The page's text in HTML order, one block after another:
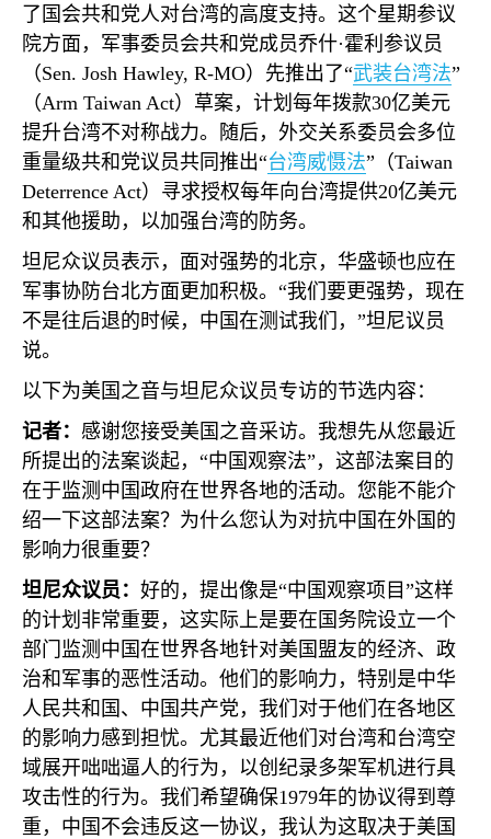
了国会共和党人对台湾的高度支持。这个星期参议
院方面，军事委员会共和党成员乔什·霍利参议员
（Sen. Josh Hawley, R-MO）先推出了“武装台湾法”
（Arm Taiwan Act）草案，计划每年拨款30亿美元
提升台湾不对称战力。随后，外交关系委员会多位
重量级共和党议员共同推出“台湾威慑法”（Taiwan
Deterrence Act）寻求授权每年向台湾提供20亿美元
和其他援助，以加强台湾的防务。
坦尼众议员表示，面对强势的北京，华盛顿也应在
军事协防台北方面更加积极。“我们要更强势，现在
不是往后退的时候，中国在测试我们，”坦尼议员
说。
以下为美国之音与坦尼众议员专访的节选内容：
记者： 感谢您接受美国之音采访。我想先从您最近
所提出的法案谈起，“中国观察法”，这部法案目的
在于监测中国政府在世界各地的活动。您能不能介
绍一下这部法案？为什么您认为对抗中国在外国的
影响力很重要？
坦尼众议员： 好的，提出像是“中国观察项目”这样
的计划非常重要，这实际上是要在国务院设立一个
部门监测中国在世界各地针对美国盟友的经济、政
治和军事的恶性活动。他们的影响力，特别是中华
人民共和国、中国共产党，我们对于他们在各地区
的影响力感到担忧。尤其最近他们对台湾和台湾空
域展开咄咄逼人的行为，以创纪录多架军机进行具
攻击性的行为。我们希望确保1979年的协议得到尊
重，中国不会违反这一协议，我认为这取决于美国